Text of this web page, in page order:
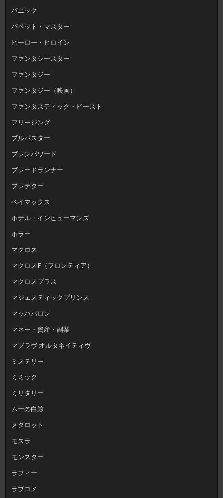
パニック
パペット・マスター
ヒーロー・ヒロイン
ファンタシースター
ファンタジー
ファンタジー（映画）
ファンタスティック・ビースト
フリージング
ブルバスター
ブレンパワード
ブレードランナー
プレデター
ベイマックス
ホテル・インヒューマンズ
ホラー
マクロス
マクロスF（フロンティア）
マクロスプラス
マジェスティックプリンス
マッハバロン
マネー・資産・副業
マブラヴ オルタネイティヴ
ミステリー
ミミック
ミリタリー
ムーの白鯨
メダロット
モスラ
モンスター
ラフィー
ラブコメ